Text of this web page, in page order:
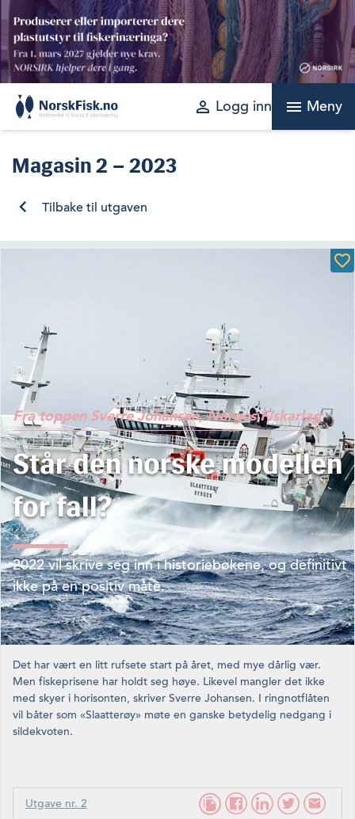
Skip
content
perm_identity Logg inn menu Meny
Magasin2 – 2023
Tilbake til utgaven
Fra toppen Sverre Johansen, Norges Fiskarlag
Står den norske modellen
for fall?
2022 vil skrive seg inn i historiebøkene, og definitivt
ikke på en positiv måte.
Det har vært en litt rufsete start på året, med mye dårlig vær.
Men fiskeprisene har holdt seg høye. Likevel mangler det ikke
med skyer i horisonten, skriver Sverre Johansen. I ringnotflåten
vil båter som «Slaatterøy» møte en ganske betydelig nedgang i
sildek­voten.
Utgave nr. 2